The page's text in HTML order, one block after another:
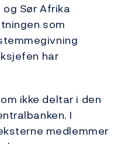
Sør Afrika
som
har
ikke deltar i den
I
medlemmer